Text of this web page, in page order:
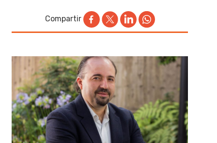
Compartir